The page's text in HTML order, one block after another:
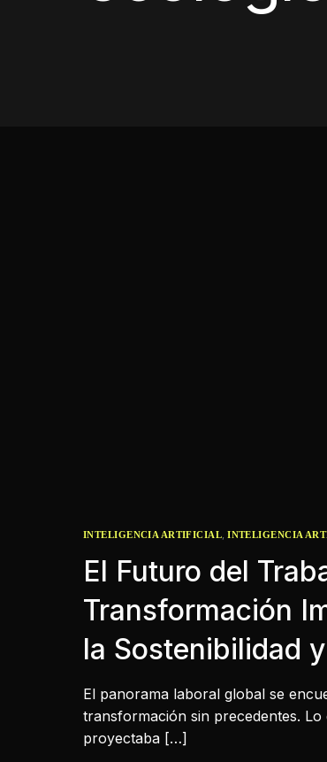
INTELIGENCIA ARTIFICIAL ,INTELIGENCIA
El Futuro del
Transformación
la Sostenibilidad
El panorama laboral global se
transformación sin precedentes.
proyectaba […]